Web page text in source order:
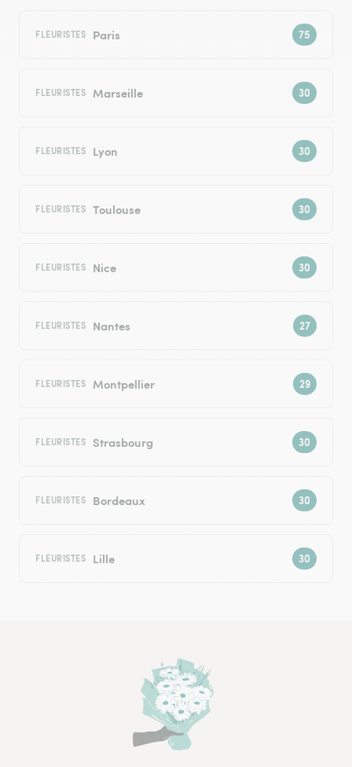
FLEURISTES Paris
FLEURISTES Marseille
FLEURISTES Lyon
FLEURISTES Toulouse
FLEURISTES Nice
FLEURISTES Nantes
FLEURISTES Montpellier
FLEURISTES Strasbourg
FLEURISTES Bordeaux
FLEURISTES Lille